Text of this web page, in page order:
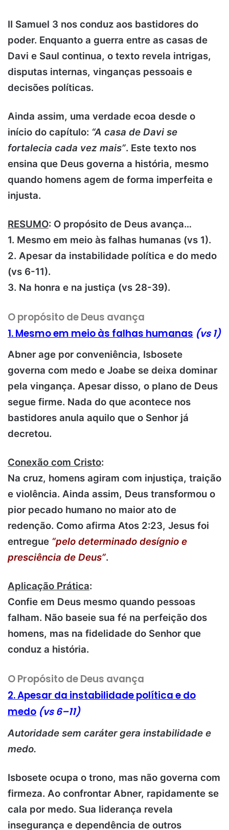
II Samuel 3 nos conduz aos bastidores do
poder. Enquanto a guerra entre as casas de
Davi e Saul continua, o texto revela intrigas,
disputas internas, vinganças pessoais e
decisões políticas.
Ainda assim, uma verdade ecoa desde o
início do capítulo: “A casa de Davi se
fortalecia cada vez mais”. Este texto nos
ensina que Deus governa a história, mesmo
quando homens agem de forma imperfeita e
injusta.
RESUMO: O propósito de Deus avança…
1. Mesmo em meio às falhas humanas (vs 1).
2. Apesar da instabilidade política e do medo
(vs 6-11).
3. Na honra e na justiça (vs 28-39).
O propósito de Deus avança
1. Mesmo em meio às falhas humanas (vs 1)
Abner age por conveniência, Isbosete
governa com medo e Joabe se deixa dominar
pela vingança. Apesar disso, o plano de Deus
segue firme. Nada do que acontece nos
bastidores anula aquilo que o Senhor já
decretou.
Conexão com Cristo:
Na cruz, homens agiram com injustiça, traição
e violência. Ainda assim, Deus transformou o
pior pecado humano no maior ato de
redenção. Como afirma Atos 2:23, Jesus foi
entregue “pelo determinado desígnio e
presciência de Deus”.
Aplicação Prática:
Confie em Deus mesmo quando pessoas
falham. Não baseie sua fé na perfeição dos
homens, mas na fidelidade do Senhor que
conduz a história.
O Propósito de Deus avança
2. Apesar da instabilidade política e do
medo (vs 6–11)
Autoridade sem caráter gera instabilidade e
medo.
Isbosete ocupa o trono, mas não governa com
firmeza. Ao confrontar Abner, rapidamente se
cala por medo. Sua liderança revela
insegurança e dependência de outros